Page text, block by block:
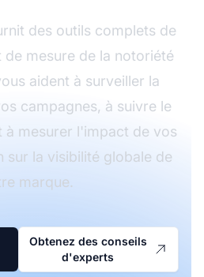
des outils complets de
mesure de la notoriété
aident à surveiller la
campagnes, à suivre le
à mesurer l'impact de vos
sur la visibilité globale de
marque.
Obtenez des conseils
d'experts